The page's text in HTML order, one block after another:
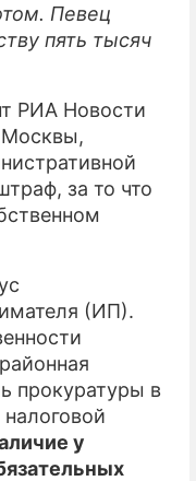
ПРОИСШЕСТВИЯ
СТИЛЬ ЖИЗНИ
СЕРИАЛЫ
ИГРЫ
О ПРОЕКТЕ
Певец
пять тысяч
РИА Новости
Москвы,
за то что
(ИП).
прокуратуры в
налоговой
у